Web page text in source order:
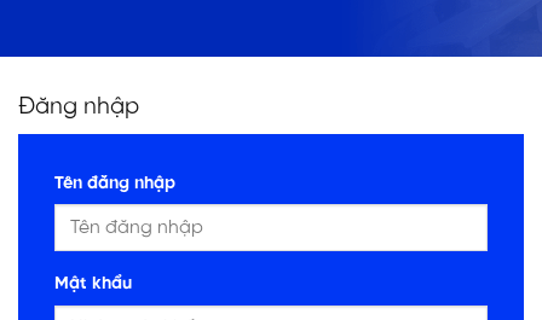
Đăng nhập
Tên đăng nhập
Mật khẩu